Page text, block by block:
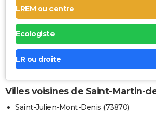
LREM ou centre
Ecologiste
LR ou droite
Villes voisines de Saint-Martin-
Saint-Julien-Mont-Denis (73870)